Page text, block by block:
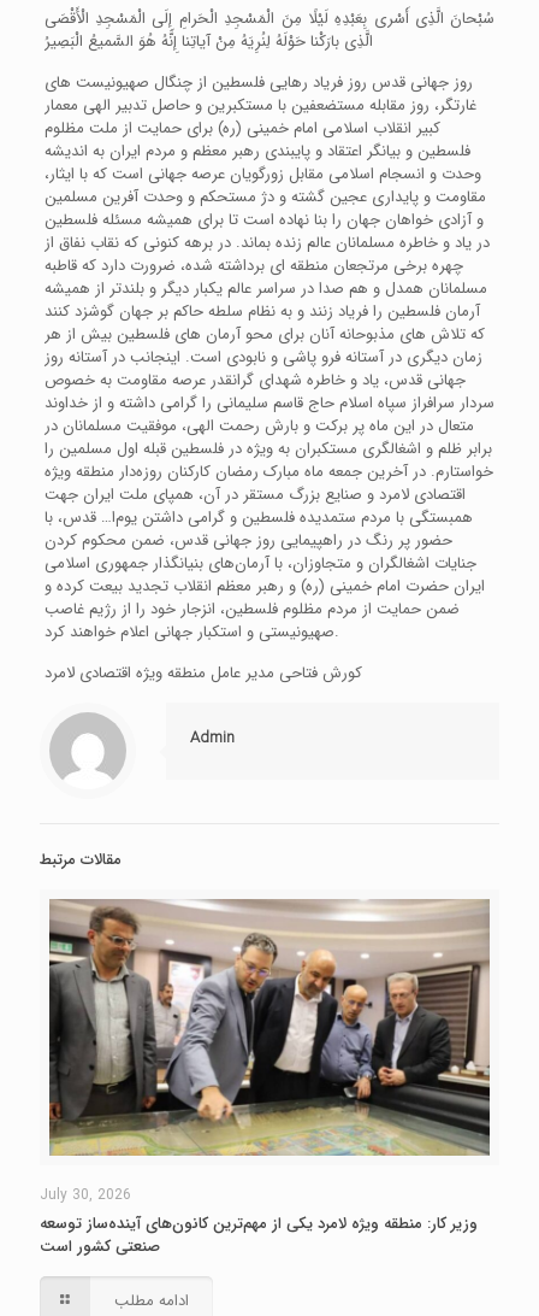
سُبْحانَ الَّذِی أَسْری بِعَبْدِهِ لَیْلًا مِنَ الْمَسْجِدِ الْحَرامِ إِلَی الْمَسْجِدِ الْأَقْصَی
الَّذِی بارَکْنا حَوْلَهُ لِنُرِیَهُ مِنْ آیاتِنا إِنَّهُ هُوَ السَّمیعُ الْبَصِیرُ
روز جهانی قدس روز فریاد رهایی فلسطین از چنگال صهیونیست های
غارتگر، روز مقابله مستضعفین با مستکبرین و حاصل تدبیر الهی معمار
کبیر انقلاب اسلامی امام خمینی (ره) برای حمایت از ملت مظلوم
فلسطین و بیانگر اعتقاد و پایبندی رهبر معظم و مردم ایران به اندیشه
وحدت و انسجام اسلامی مقابل زورگویان عرصه جهانی است که با ایثار،
مقاومت و پایداری عجین گشته و دژ مستحکم و وحدت آفرین مسلمین
و آزادی خواهان جهان را بنا نهاده است تا برای همیشه مسئله فلسطین
در یاد و خاطره مسلمانان عالم زنده بماند. در برهه کنونی که نقاب نفاق از
چهره برخی مرتجعان منطقه ای برداشته شده، ضرورت دارد که قاطبه
مسلمانان همدل و هم صدا در سراسر عالم یکبار دیگر و بلندتر از همیشه
آرمان فلسطین را فریاد زنند و به نظام سلطه حاکم بر جهان گوشزد کنند
که تلاش های مذبوحانه آنان برای محو آرمان های فلسطین بیش از هر
زمان دیگری در آستانه فرو پاشی و نابودی است. اینجانب در آستانه روز
جهانی قدس، یاد و خاطره شهدای گرانقدر عرصه مقاومت به خصوص
سردار سرافراز سپاه اسلام حاج قاسم سلیمانی را گرامی داشته و از خداوند
متعال در این ماه پر برکت و بارش رحمت الهی، موفقیت مسلمانان در
برابر ظلم و اشغالگری مستکبران به ویژه در فلسطین قبله اول مسلمین را
خواستارم. در آخرین جمعه ماه مبارک رمضان کارکنان روزه‌دار منطقه ویژه
اقتصادی لامرد و صنایع بزرگ مستقر در آن، همپای ملت ایران جهت
همبستگی با مردم ستمدیده فلسطین و گرامی داشتن یوم‌ا… قدس، با
حضور پر رنگ در راهپیمایی روز جهانی قدس، ضمن محکوم کردن
جنایات اشغالگران و متجاوزان، با آرمان‌های بنیانگذار جمهوری اسلامی
ایران حضرت امام خمینی (ره) و رهبر معظم انقلاب تجدید بیعت کرده و
ضمن حمایت از مردم مظلوم فلسطین، انزجار خود را از رژیم غاصب
صهیونیستی و استکبار جهانی اعلام خواهند کرد.
کورش فتاحی مدیر عامل منطقه ویژه اقتصادی لامرد
Admin
مقالات مرتبط
July 30, 2026
وزیر کار: منطقه ویژه لامرد یکی از مهم‌ترین کانون‌های آینده‌ساز توسعه
صنعتی کشور است
ادامه مطلب